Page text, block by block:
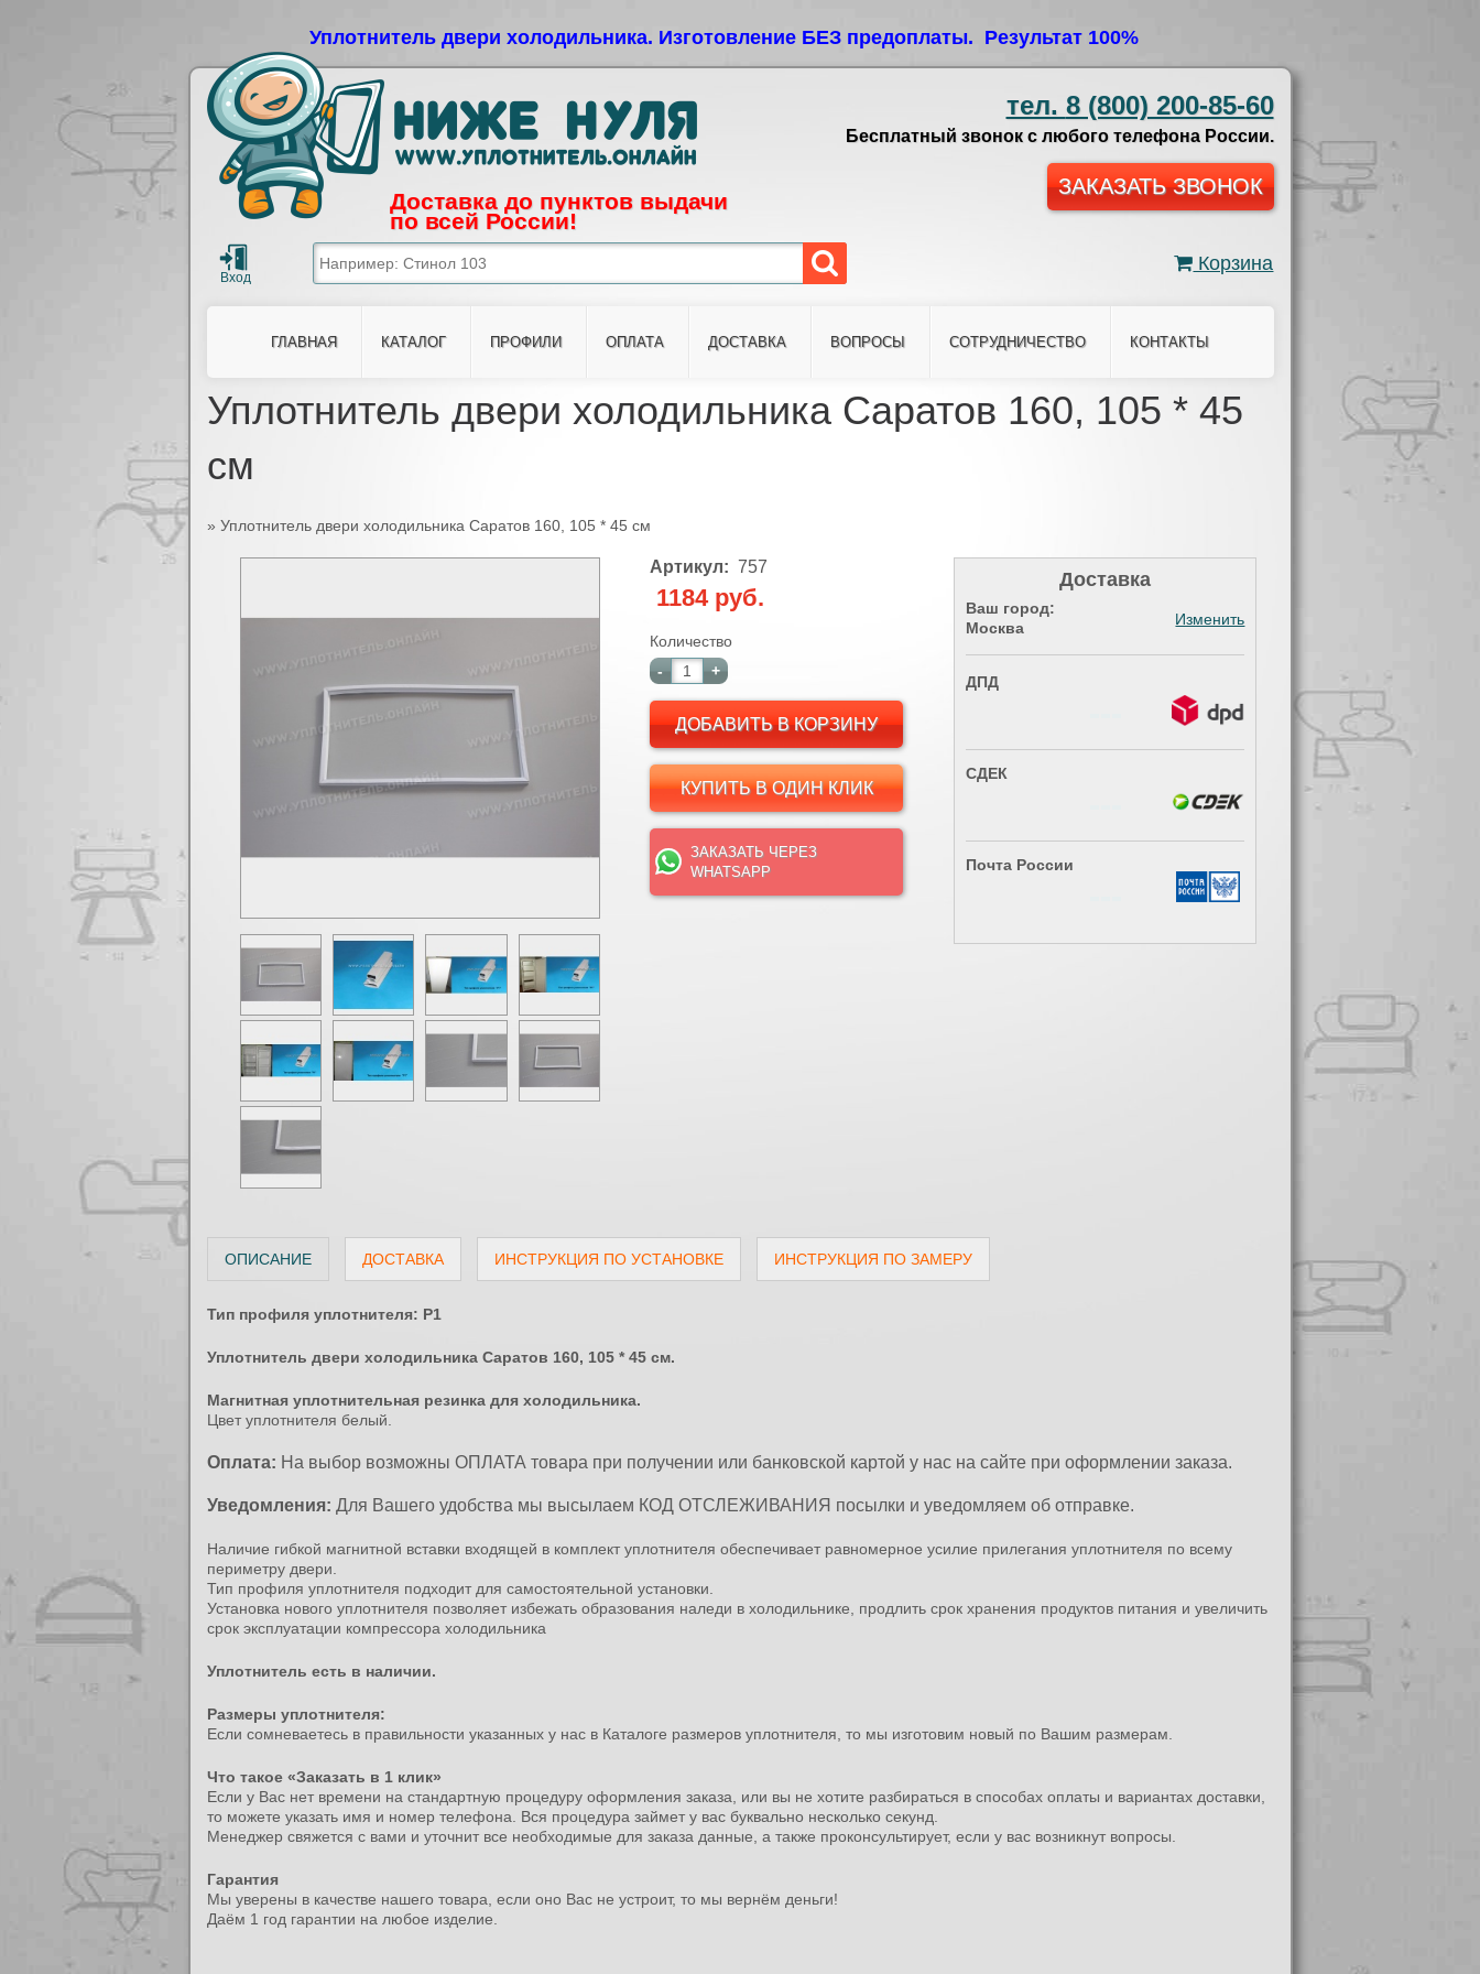
Уплотнитель двери холодильника. Изготовление БЕЗ предоплаты. Результат 100%
Доставка до пунктов выдачи
по всей России!
тел. 8 (800) 200-85-60
Бесплатный звонок с любого телефона России.
ЗАКАЗАТЬ ЗВОНОК
Корзина
ГЛАВНАЯ КАТАЛОГ ПРОФИЛИ ОПЛАТА ДОСТАВКА ВОПРОСЫ СОТРУДНИЧЕСТВО КОНТАКТЫ
Уплотнитель двери холодильника Саратов 160, 105 * 45
см
Вы здесь
» Уплотнитель двери холодильника Саратов 160, 105 * 45 см
Артикул: 757
1184 руб.
Количество
-
+
КУПИТЬ В ОДИН КЛИК
ЗАКАЗАТЬ ЧЕРЕЗ
WHATSAPP
Доставка
Ваш город:
Москва
Изменить
ДПД
СДЕК
Почта России
ОПИСАНИЕ ДОСТАВКА ИНСТРУКЦИЯ ПО УСТАНОВКЕ ИНСТРУКЦИЯ ПО ЗАМЕРУ
Тип профиля уплотнителя: P1
Уплотнитель двери холодильника Саратов 160, 105 * 45 см.
Магнитная уплотнительная резинка для холодильника.
Цвет уплотнителя белый.
Оплата: На выбор возможны ОПЛАТА товара при получении или банковской картой у нас на сайте при оформлении заказа.
Уведомления: Для Вашего удобства мы высылаем КОД ОТСЛЕЖИВАНИЯ посылки и уведомляем об отправке.
Наличие гибкой магнитной вставки входящей в комплект уплотнителя обеспечивает равномерное усилие прилегания уплотнителя по всему
периметру двери.
Тип профиля уплотнителя подходит для самостоятельной установки.
Установка нового уплотнителя позволяет избежать образования наледи в холодильнике, продлить срок хранения продуктов питания и увеличить
срок эксплуатации компрессора холодильника
Уплотнитель есть в наличии.
Размеры уплотнителя:
Если сомневаетесь в правильности указанных у нас в Каталоге размеров уплотнителя, то мы изготовим новый по Вашим размерам.
Что такое «Заказать в 1 клик»
Если у Вас нет времени на стандартную процедуру оформления заказа, или вы не хотите разбираться в способах оплаты и вариантах доставки,
то можете указать имя и номер телефона. Вся процедура займет у вас буквально несколько секунд.
Менеджер свяжется с вами и уточнит все необходимые для заказа данные, а также проконсультирует, если у вас возникнут вопросы.
Гарантия
Мы уверены в качестве нашего товара, если оно Вас не устроит, то мы вернём деньги!
Даём 1 год гарантии на любое изделие.